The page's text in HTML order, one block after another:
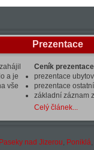
a je
vše
Prezentace
Ceník
prezentace
prezentace
základní záznam
Celý článek...
Paseky nad Jizerou, Poniklá,